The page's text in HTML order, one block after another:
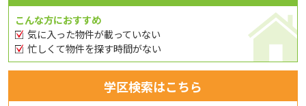
こんな方におすすめ
気に入った物件が載っていない
忙しくて物件を探す時間がない
学区検索はこちら